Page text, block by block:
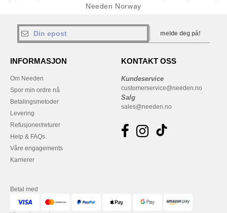
Needen Norway
melde deg på!
INFORMASJON
Om Needen
Spor min ordre nå
Betalingsmetoder
Levering
Refusjoner/returer
Help & FAQs
Våre engagements
Karrierer
KONTAKT OSS
Kundeservice
customerservice@needen.no
Salg
sales@needen.no
Betal med